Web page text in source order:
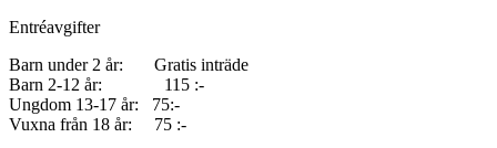
Entréavgifter
Barn under 2 år: Gratis inträde
Barn 2-12 år: 115 :-
Ungdom 13-17 år: 75:-
Vuxna från 18 år: 75 :-